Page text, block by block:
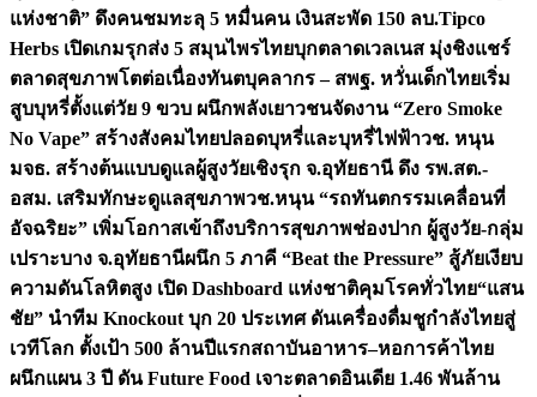
แห่งชาติ” ดึงคนชมทะลุ 5 หมื่นคน เงินสะพัด 150 ลบ.Tipco
Herbs เปิดเกมรุกส่ง 5 สมุนไพรไทยบุกตลาดเวลเนส มุ่งชิงแชร์
ตลาดสุขภาพโตต่อเนื่องทันตบุคลากร – สพฐ. หวั่นเด็กไทยเริ่ม
สูบบุหรี่ตั้งแต่วัย 9 ขวบ ผนึกพลังเยาวชนจัดงาน “Zero Smoke
No Vape” สร้างสังคมไทยปลอดบุหรี่และบุหรี่ไฟฟ้าวช. หนุน
มจธ. สร้างต้นแบบดูแลผู้สูงวัยเชิงรุก จ.อุทัยธานี ดึง รพ.สต.-
อสม. เสริมทักษะดูแลสุขภาพวช.หนุน “รถทันตกรรมเคลื่อนที่
อัจฉริยะ” เพิ่มโอกาสเข้าถึงบริการสุขภาพช่องปาก ผู้สูงวัย-กลุ่ม
เปราะบาง จ.อุทัยธานีผนึก 5 ภาคี “Beat the Pressure” สู้ภัยเงียบ
ความดันโลหิตสูง เปิด Dashboard แห่งชาติคุมโรคทั่วไทย“แสน
ชัย” นำทีม Knockout บุก 20 ประเทศ ดันเครื่องดื่มชูกำลังไทยสู่
เวทีโลก ตั้งเป้า 500 ล้านปีแรกสถาบันอาหาร–หอการค้าไทย
ผนึกแผน 3 ปี ดัน Future Food เจาะตลาดอินเดีย 1.46 พันล้าน